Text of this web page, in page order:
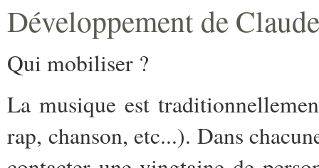
Développement de
Qui mobiliser ?
La musique est
rap, chanson, etc...). Dans